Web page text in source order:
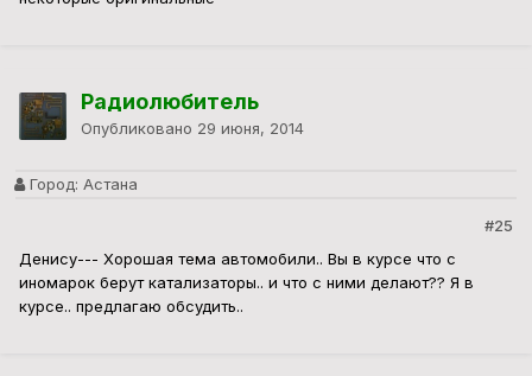
Радиолюбитель
Опубликовано 29 июня, 2014
Город: Астана
#25
Денису--- Хорошая тема автомобили.. Вы в курсе что с
иномарок берут катализаторы.. и что с ними делают?? Я в
курсе.. предлагаю обсудить..